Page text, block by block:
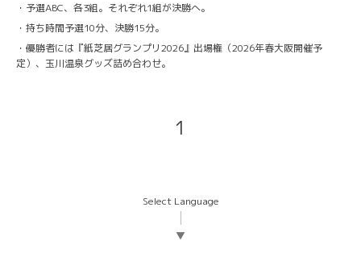
・予選ABC、各3組。それぞれ1組が決勝へ。
・持ち時間予選10分、決勝15分。
・優勝者には『紙芝居グランプリ2026』出場権（2026年春大阪開催予
定）、玉川温泉グッズ詰め合わせ。
1
Select Language
▼